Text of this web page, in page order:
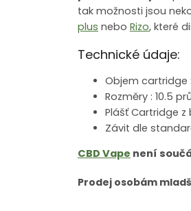
tak možnosti jsou
plus nebo Rizo, které
Technické údaje:
Objem cartridge
Rozměry : 10.5
Plášť Cartridge
Závit dle
CBD Vape není
Prodej osobám